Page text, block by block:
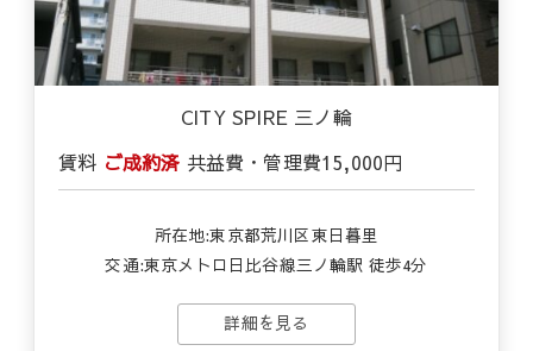
CITY SPIRE 三ノ輪
賃料 ご成約済 共益費・管理費15,000円
所在地:東京都荒川区東日暮里
交通:東京メトロ日比谷線三ノ輪駅 徒歩4分
詳細を見る